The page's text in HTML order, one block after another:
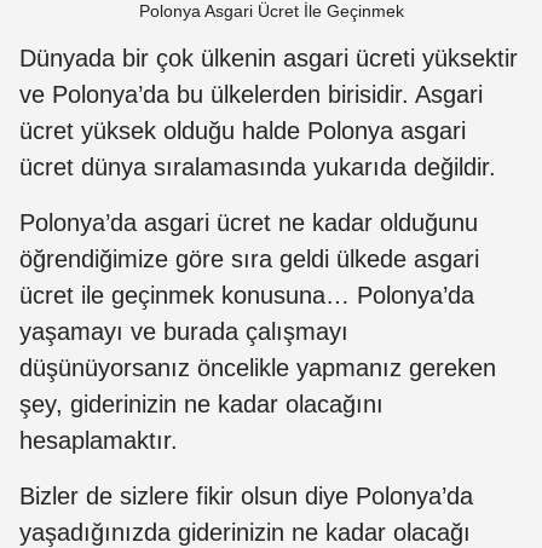
Polonya Asgari Ücret İle Geçinmek
Dünyada bir çok ülkenin asgari ücreti yüksektir
ve Polonya’da bu ülkelerden birisidir. Asgari
ücret yüksek olduğu halde Polonya asgari
ücret dünya sıralamasında yukarıda değildir.
Polonya’da asgari ücret ne kadar olduğunu
öğrendiğimize göre sıra geldi ülkede asgari
ücret ile geçinmek konusuna… Polonya’da
yaşamayı ve burada çalışmayı
düşünüyorsanız öncelikle yapmanız gereken
şey, giderinizin ne kadar olacağını
hesaplamaktır.
Bizler de sizlere fikir olsun diye Polonya’da
yaşadığınızda giderinizin ne kadar olacağı